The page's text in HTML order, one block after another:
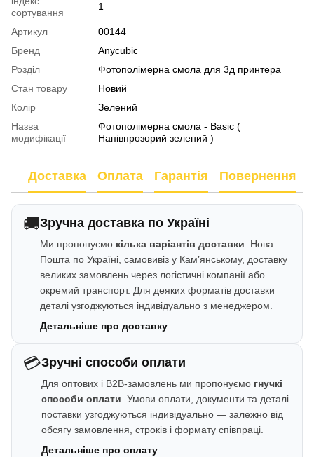
сортування
1
Артикул
00144
Бренд
Anycubic
Розділ
Фотополімерна смола для 3д принтера
Стан товару
Новий
Колір
Зелений
Назва
модифікації
Фотополімерна смола - Basic (
Напівпрозорий зелений )
Доставка Оплата Гарантія Повернення
🚚Зручна доставка по Україні
Ми пропонуємо кілька варіантів доставки: Нова
Пошта по Україні, самовивіз у Кам’янському, доставку
великих замовлень через логістичні компанії або
окремий транспорт. Для деяких форматів доставки
деталі узгоджуються індивідуально з менеджером.
Детальніше про доставку
💳Зручні способи оплати
Для оптових і B2B-замовлень ми пропонуємо гнучкі
способи оплати . Умови оплати, документи та деталі
поставки узгоджуються індивідуально — залежно від
обсягу замовлення, строків і формату співпраці.
Детальніше про оплату